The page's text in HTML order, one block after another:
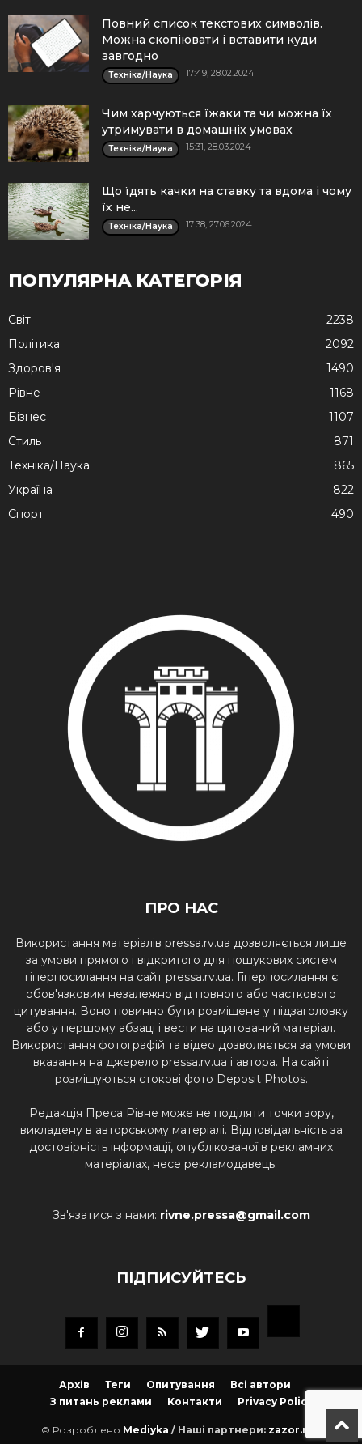
Повний список текстових символів.
Можна скопіювати і вставити куди
завгодно
Техніка/Наука 17:49, 28.02.2024
Чим харчуються їжаки та чи можна їх
утримувати в домашніх умовах
Техніка/Наука 15:31, 28.03.2024
Що їдять качки на ставку та вдома і чому
їх не...
Техніка/Наука 17:38, 27.06.2024
ПОПУЛЯРНА КАТЕГОРІЯ
Cвіт
2238
Політика
2092
Здоров'я
1490
Рівне
1168
Бізнес
1107
Стиль
871
Техніка/Наука
865
Україна
822
Спорт
490
ПРО НАС
Використання матеріалів pressa.rv.ua дозволяється лише
за умови прямого і відкритого для пошукових систем
гіперпосилання на сайт pressa.rv.ua. Гіперпосилання є
обов'язковим незалежно від повного або часткового
цитування. Воно повинно бути розміщене у підзаголовку
або у першому абзаці і вести на цитований матеріал.
Використання фотографій та відео дозволяється за умови
вказання на джерело pressa.rv.ua і автора. На сайті
розміщуються стокові фото Deposit Photos.
Редакція Преса Рівне може не поділяти точки зору,
викладену в авторському матеріалі. Відповідальність за
достовірність інформації, опублікованої в рекламних
матеріалах, несе рекламодавець.
Зв'язатися з нами: rivne.pressa@gmail.com
ПІДПИСУЙТЕСЬ
Архів Теги Опитування
Всі автори
З питань реклами
Контакти Privacy Policy
© Розроблено Mediyka / Наші партнери: zazor.net